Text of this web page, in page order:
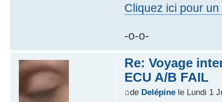
Cliquez ici pour
-o-o-
Re: Voyage
ECU A/B FAIL
de Delépinele Lundi 1